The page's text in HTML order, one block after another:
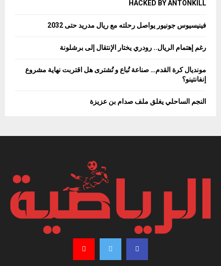
HACKED BY ANTONKILL
فينيسيوس جونيور يواصل رحلته مع ريال مدريد حتى 2032
رغم إهتمام الريال.. رودري يختار الإنتقال إلى برشلونة
مونديال كرة القدم… صناعة تُباع و تُشترى هل اقتربت نهاية مشروع
إنفانتينو؟
النجم الساحلي يغلق ملف صدام بن عزيزة